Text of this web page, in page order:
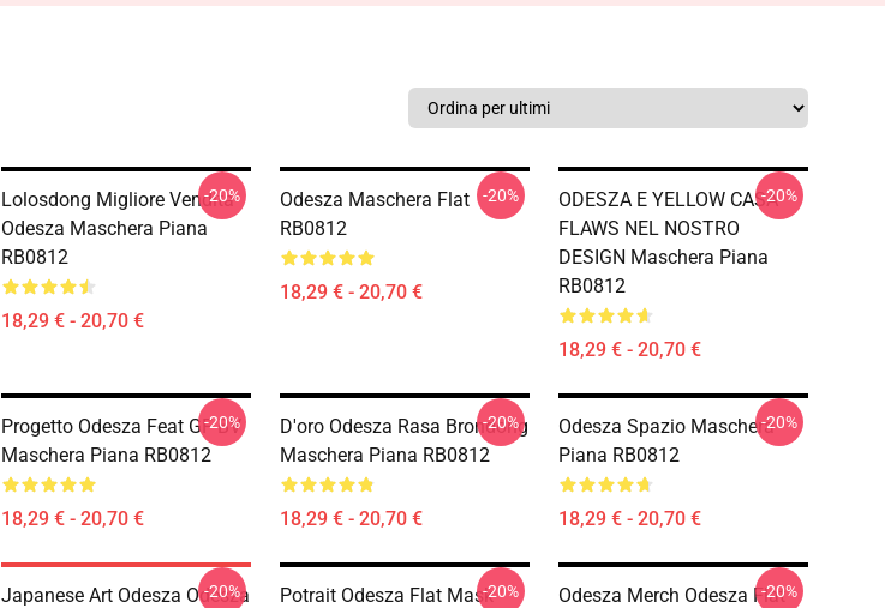
Lolosdong Migliore Vendita
Odesza Maschera Piana
RB0812
18,29 € - 20,70 €
-20%
Odesza Maschera Flat
RB0812
18,29 € - 20,70 €
-20%
ODESZA E YELLOW CASA
FLAWS NEL NOSTRO
DESIGN Maschera Piana
RB0812
18,29 € - 20,70 €
-20%
Progetto Odesza Feat GF BV
Maschera Piana RB0812
18,29 € - 20,70 €
-20%
D'oro Odesza Rasa Brondong
Maschera Piana RB0812
18,29 € - 20,70 €
-20%
Odesza Spazio Maschera
Piana RB0812
18,29 € - 20,70 €
-20%
Japanese Art Odesza Odesza
-20%
Potrait Odesza Flat Mask-20%
Odesza Merch Odesza Flat
-20%